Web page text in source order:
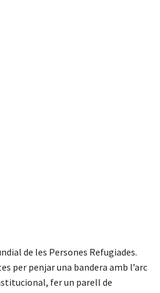
de les Persones Refugiades.
per penjar una bandera amb l’arc
fer un parell de